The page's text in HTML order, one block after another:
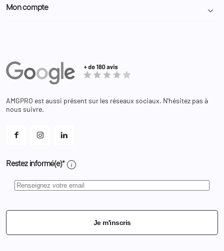
Nous contacter
Administration
Police Municipale | ASVP
Equipements
Bagagerie
Mon compte 
Adresses
Bons de réduction
Et les cookies ?
AMGPRO est aussi présent sur les réseaux sociaux. N'hésitez pas à
nous suivre.
Restez informé(e)* info
Je m'inscris